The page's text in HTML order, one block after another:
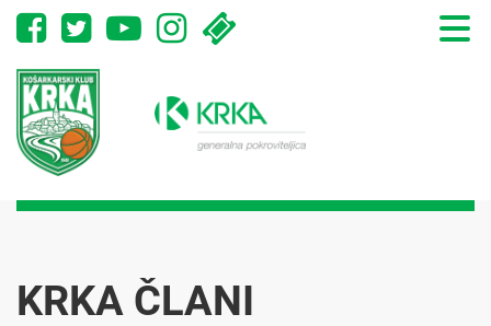
Toggle
KRKA ČLANI